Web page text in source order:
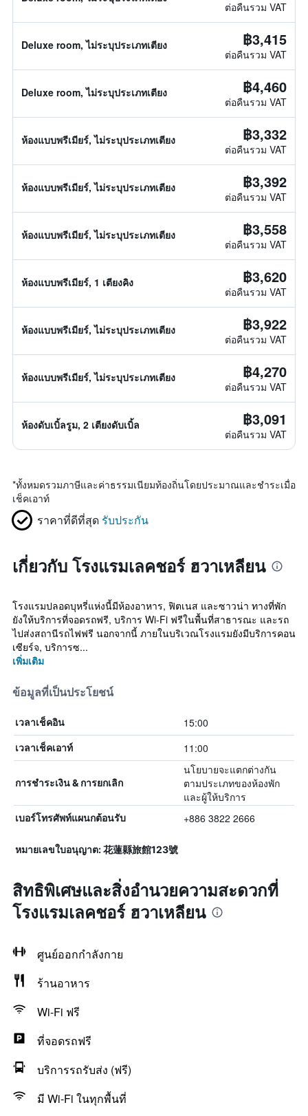
ต่อคืนรวม VAT
Deluxe room, ไม่ระบุประเภทเตียง ฿3,415
ต่อคืนรวม VAT
Deluxe room, ไม่ระบุประเภทเตียง ฿4,460
ต่อคืนรวม VAT
ห้องแบบพรีเมียร์, ไม่ระบุประเภทเตียง ฿3,332
ต่อคืนรวม VAT
ห้องแบบพรีเมียร์, ไม่ระบุประเภทเตียง ฿3,392
ต่อคืนรวม VAT
ห้องแบบพรีเมียร์, ไม่ระบุประเภทเตียง ฿3,558
ต่อคืนรวม VAT
ห้องแบบพรีเมียร์, 1 เตียงคิง ฿3,620
ต่อคืนรวม VAT
ห้องแบบพรีเมียร์, ไม่ระบุประเภทเตียง ฿3,922
ต่อคืนรวม VAT
ห้องแบบพรีเมียร์, ไม่ระบุประเภทเตียง ฿4,270
ต่อคืนรวม VAT
ห้องดับเบิ้ลรูม, 2 เตียงดับเบิ้ล ฿3,091
ต่อคืนรวม VAT
*ทั้งหมดรวมภาษีและค่าธรรมเนียมท้องถิ่นโดยประมาณและชำระเมื่อ
เช็คเอาท์
ราคาที่ดีที่สุด รับประกัน
เกี่ยวกับ โรงแรมเลคชอร์ ฮวาเหลียน
โรงแรมปลอดบุหรี่แห่งนี้มีห้องอาหาร, ฟิตเนส และซาวน่า ทางที่พัก
ยังให้บริการที่จอดรถฟรี, บริการ Wi-Fi ฟรีในพื้นที่สาธารณะ และรถ
ไปส่งสถานีรถไฟฟรี นอกจากนี้ ภายในบริเวณโรงแรมยังมีบริการคอน
เซียร์จ, บริการซ...
เพิ่มเติม
ข้อมูลที่เป็นประโยชน์
เวลาเช็คอิน 15:00
เวลาเช็คเอาท์ 11:00
การชำระเงิน & การยกเลิก
นโยบายจะแตกต่างกัน
ตามประเภทของห้องพัก
และผู้ให้บริการ
เบอร์โทรศัพท์แผนกต้อนรับ +886 3822 2666
หมายเลขใบอนุญาต: 花蓮縣旅館123號
สิทธิพิเศษและสิ่งอำนวยความสะดวกที่
โรงแรมเลคชอร์ ฮวาเหลียน
ศูนย์ออกกำลังกาย
ร้านอาหาร
Wi-Fi ฟรี
ที่จอดรถฟรี
บริการรถรับส่ง (ฟรี)
มี Wi-Fi ในทุกพื้นที่